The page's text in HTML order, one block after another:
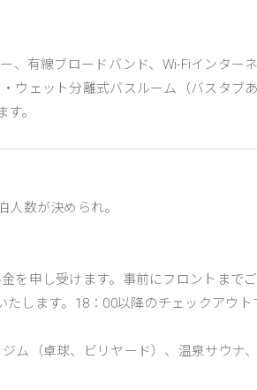
、有線ブロードバンド、Wi-Fiインター
ウェット分離式バスルーム（バスタブ
。
数が決められ。
を申し受けます。事前にフロントまで
します。18：00以降のチェックアウト
ム（卓球、ビリヤード）、温泉サウナ